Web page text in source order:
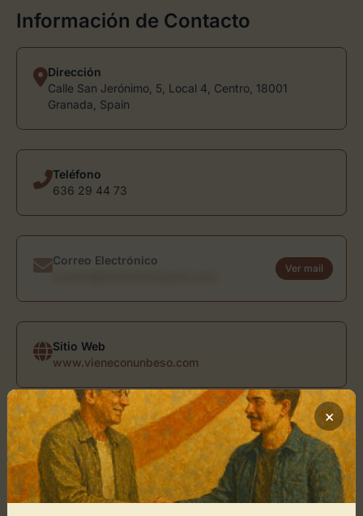
Información de Contacto
Dirección
Calle San Jerónimo, 5, Local 4, Centro, 18001
Granada, Spain
Teléfono
636 29 44 73
Correo Electrónico
Ver mail
Sitio Web
www.vieneconunbeso.com
Ubicación de Viene con un beso
Cómo llegar
×